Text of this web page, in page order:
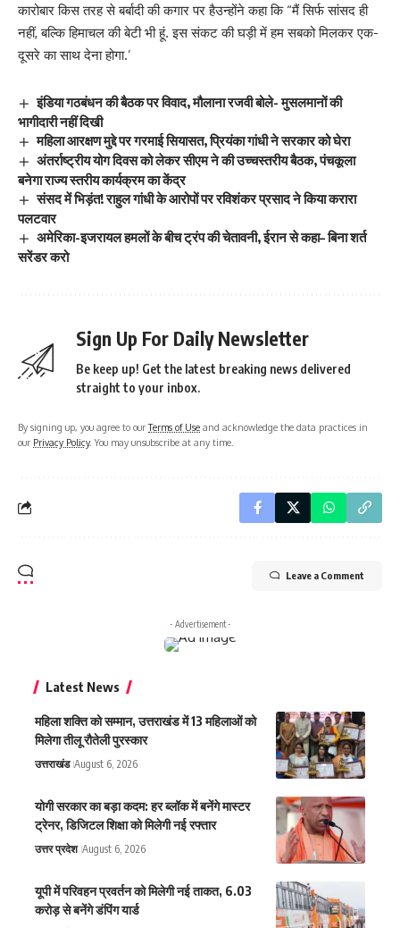
कारोबार किस तरह से बर्बादी की कगार पर हैउन्होंने कहा कि “मैं सिर्फ सांसद ही
नहीं, बल्कि हिमाचल की बेटी भी हूं. इस संकट की घड़ी में हम सबको मिलकर एक-
दूसरे का साथ देना होगा.’
इंडिया गठबंधन की बैठक पर विवाद, मौलाना रजवी बोले- मुसलमानों की
भागीदारी नहीं दिखी
महिला आरक्षण मुद्दे पर गरमाई सियासत, प्रियंका गांधी ने सरकार को घेरा
अंतर्राष्ट्रीय योग दिवस को लेकर सीएम ने की उच्चस्तरीय बैठक, पंचकूला
बनेगा राज्य स्तरीय कार्यक्रम का केंद्र
संसद में भिड़ंत! राहुल गांधी के आरोपों पर रविशंकर प्रसाद ने किया करारा
पलटवार
अमेरिका-इजरायल हमलों के बीच ट्रंप की चेतावनी, ईरान से कहा– बिना शर्त
सरेंडर करो
Sign Up For Daily Newsletter
Be keep up! Get the latest breaking news delivered
straight to your inbox.
By signing up, you agree to ourTerms of Use and acknowledge the data practices in
our Privacy Policy. You may unsubscribe at any time.
Leave a Comment
- Advertisement -
Latest News
महिला शक्ति को सम्मान, उत्तराखंड में 13 महिलाओं को
मिलेगा तीलू रौतेली पुरस्कार
उत्तराखंड August 6, 2026
योगी सरकार का बड़ा कदम: हर ब्लॉक में बनेंगे मास्टर
ट्रेनर, डिजिटल शिक्षा को मिलेगी नई रफ्तार
उत्तर प्रदेश August 6, 2026
यूपी में परिवहन प्रवर्तन को मिलेगी नई ताकत, 6.03
करोड़ से बनेंगे डंपिंग यार्ड